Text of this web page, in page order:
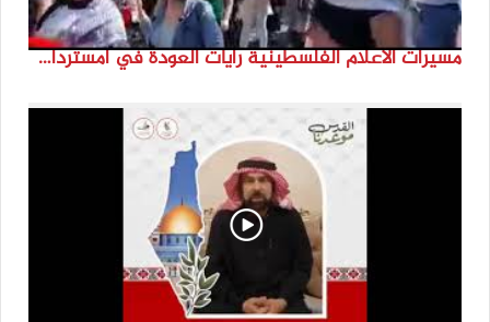
مسيرات الاعلام الفلسطينية رايات العودة في امستردام #النكبة74 #انتماء2022 #القدس_موعدنا